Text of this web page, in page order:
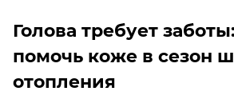
Голова требует
помочь коже в сезон
отопления